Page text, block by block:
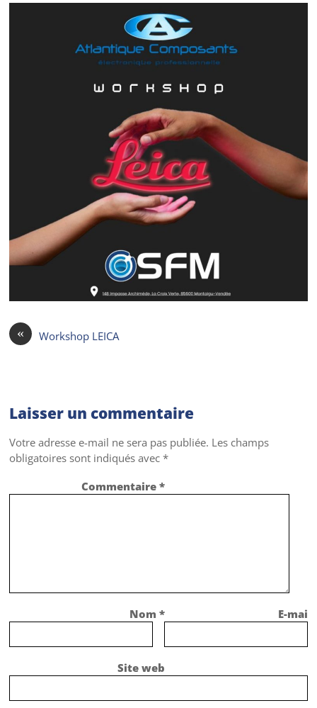
« Workshop LEICA
Laisser un commentaire
Votre adresse e-mail ne sera pas publiée. Les champs
obligatoires sont indiqués avec*
Commentaire*
Nom* E-mail
Site web